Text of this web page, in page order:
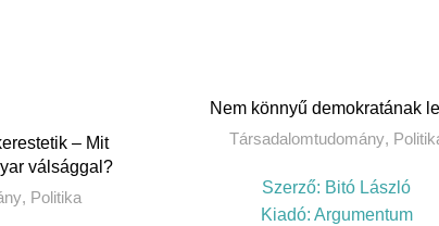
– Mit
válsággal?
, Politika
KOSÁRBA TESZEM
Nem könnyű demokratának
Társadalomtudomány,
Szerző: Bitó László
Kiadó: Argumentum